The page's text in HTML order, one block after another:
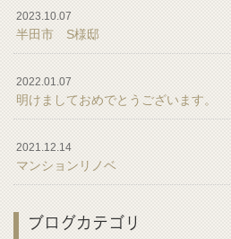
2023.10.07
半田市 S様邸
2022.01.07
明けましておめでとうございます。
2021.12.14
マンションリノベ
ブログカテゴリ